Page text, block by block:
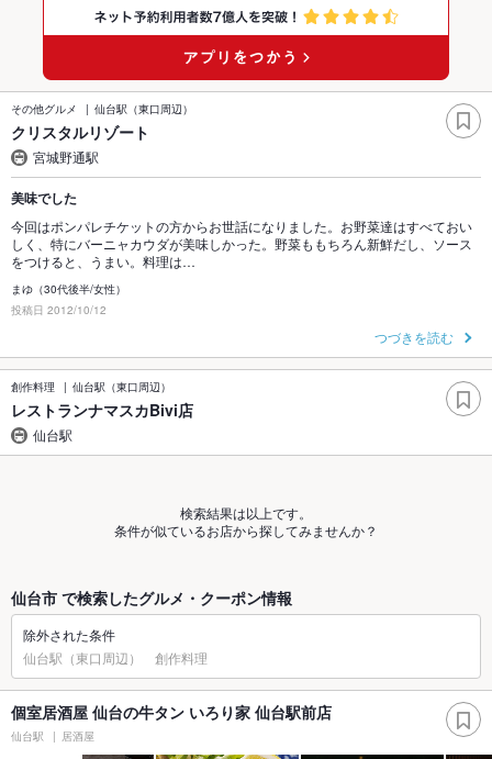
その他グルメ 仙台駅（東口周辺）
クリスタルリゾート
宮城野通駅
美味でした
今回はポンパレチケットの方からお世話になりました。お野菜達はすべておい
しく、特にバーニャカウダが美味しかった。野菜ももちろん新鮮だし、ソース
をつけると、うまい。料理は…
まゆ（30代後半/女性）
投稿日 2012/10/12
つづきを読む
創作料理 仙台駅（東口周辺）
レストランナマスカBivi店
仙台駅
検索結果は以上です。
条件が似ているお店から探してみませんか？
仙台市 で検索したグルメ・クーポン情報
除外された条件
仙台駅（東口周辺） 創作料理
個室居酒屋 仙台の牛タン いろり家 仙台駅前店
仙台駅 居酒屋